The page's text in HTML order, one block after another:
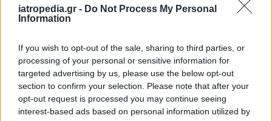
iatropedia.gr - Do Not Process My Personal
Information
If you wish to opt-out of the sale, sharing to third parties, or
processing of your personal or sensitive information for
targeted advertising by us, please use the below opt-out
section to confirm your selection. Please note that after your
opt-out request is processed you may continue seeing
interest-based ads based on personal information utilized by
ΕΙΔΗΣΕΙΣ 08 Αυγούστου 2026 16:54
Γεωργιάδης: Αιχμηρή ανάρτηση για συνδικαλιστή που
μιλούσε για «διάλυση» του ΕΣΥ και αργότερα
ευχαρίστησε το Μποδοσάκειο